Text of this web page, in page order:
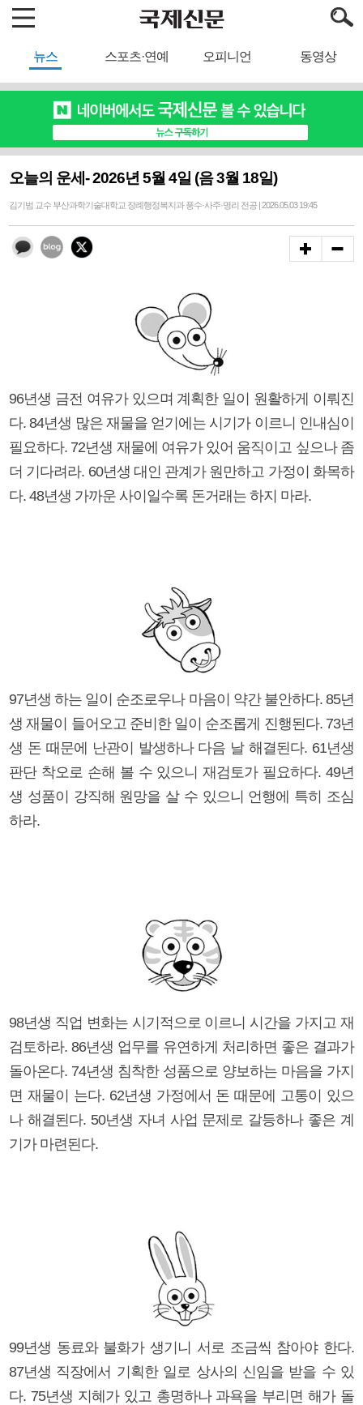
뉴스 스포츠·연예 오피니언 동영상
오늘의 운세- 2026년 5월 4일 (음 3월 18일)
김기범 교수 부산과학기술대학교 장례행정복지과 풍수·사주·명리 전공 | 2026.05.03 19:45
96년생 금전 여유가 있으며 계획한 일이 원활하게 이뤄진
다. 84년생 많은 재물을 얻기에는 시기가 이르니 인내심이
필요하다. 72년생 재물에 여유가 있어 움직이고 싶으나 좀
더 기다려라. 60년생 대인 관계가 원만하고 가정이 화목하
다. 48년생 가까운 사이일수록 돈거래는 하지 마라.
97년생 하는 일이 순조로우나 마음이 약간 불안하다. 85년
생 재물이 들어오고 준비한 일이 순조롭게 진행된다. 73년
생 돈 때문에 난관이 발생하나 다음 날 해결된다. 61년생
판단 착오로 손해 볼 수 있으니 재검토가 필요하다. 49년
생 성품이 강직해 원망을 살 수 있으니 언행에 특히 조심
하라.
98년생 직업 변화는 시기적으로 이르니 시간을 가지고 재
검토하라. 86년생 업무를 유연하게 처리하면 좋은 결과가
돌아온다. 74년생 침착한 성품으로 양보하는 마음을 가지
면 재물이 는다. 62년생 가정에서 돈 때문에 고통이 있으
나 해결된다. 50년생 자녀 사업 문제로 갈등하나 좋은 계
기가 마련된다.
99년생 동료와 불화가 생기니 서로 조금씩 참아야 한다.
87년생 직장에서 기획한 일로 상사의 신임을 받을 수 있
다. 75년생 지혜가 있고 총명하나 과욕을 부리면 해가 돌